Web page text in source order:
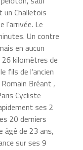
Challetois
l’arrivée. Le
Un contre
en aucun
kilomètres de
fils de l’ancien
Bréant ,
Cycliste
ses 2
20 derniers
âgé de 23 ans,
sur ses 9